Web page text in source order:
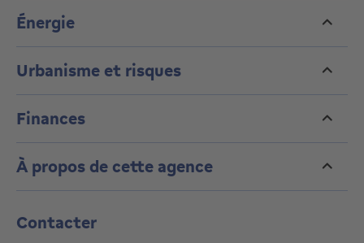
Énergie
Urbanisme et risques
Finances
À propos de cette agence
Contacter